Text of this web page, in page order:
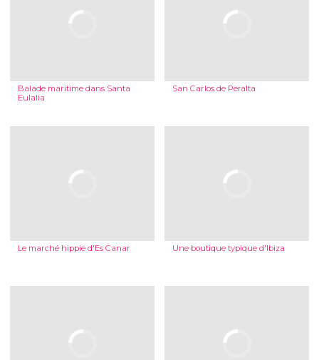
Balade maritime dans Santa
Eulalia
San Carlos de Peralta
Le marché hippie d'Es Canar Une boutique typique d'Ibiza